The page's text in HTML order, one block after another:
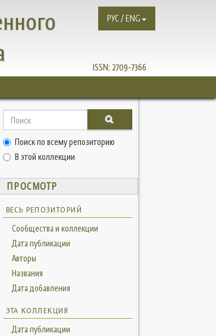
ISSN: 2709-7366
РУС / ENG
Поиск по всему репозиторию
В этой коллекции
ПРОСМОТР
ВЕСЬ РЕПОЗИТОРИЙ
Сообщества и коллекции
Дата публикации
Авторы
Названия
Дата добавления
ЭТА КОЛЛЕКЦИЯ
Дата публикации